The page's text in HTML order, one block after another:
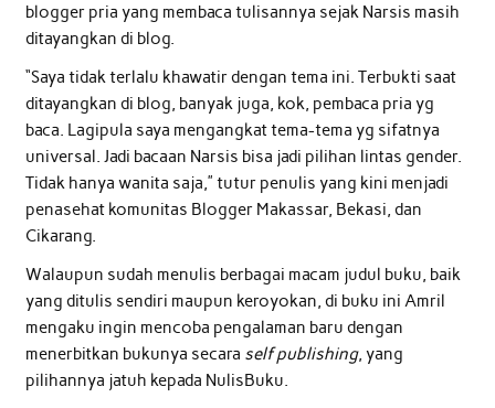
blogger pria yang membaca tulisannya sejak Narsis masih
ditayangkan di blog.
“Saya tidak terlalu khawatir dengan tema ini. Terbukti saat
ditayangkan di blog, banyak juga, kok, pembaca pria yg
baca. Lagipula saya mengangkat tema-tema yg sifatnya
universal. Jadi bacaan Narsis bisa jadi pilihan lintas gender.
Tidak hanya wanita saja,” tutur penulis yang kini menjadi
penasehat komunitas Blogger Makassar, Bekasi, dan
Cikarang.
Walaupun sudah menulis berbagai macam judul buku, baik
yang ditulis sendiri maupun keroyokan, di buku ini Amril
mengaku ingin mencoba pengalaman baru dengan
menerbitkan bukunya secara self publishing, yang
pilihannya jatuh kepada NulisBuku.